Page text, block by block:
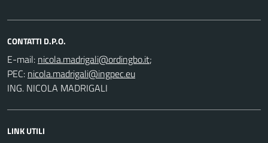
CONTATTI D.P.O.
E-mail:
;
PEC:
ING. NICOLA MADRIGALI
LINK UTILI